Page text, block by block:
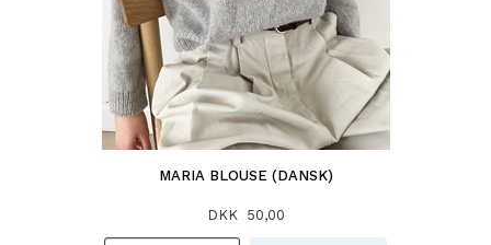
MARIA BLOUSE (DANSK)
DKK 50,00